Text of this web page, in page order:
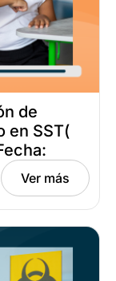
de
en SST(
Ver más